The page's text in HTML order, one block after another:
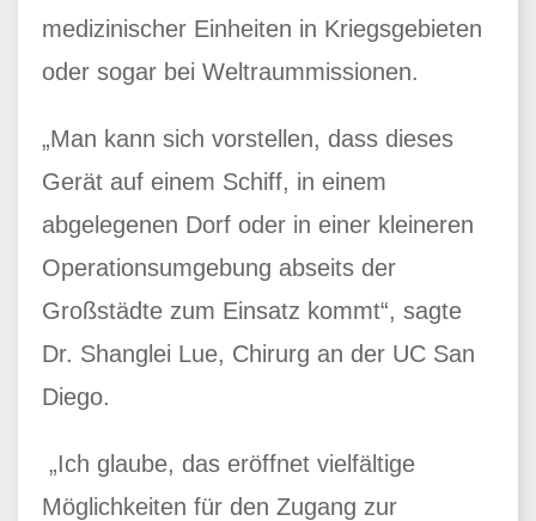
medizinischer Einheiten in Kriegsgebieten
oder sogar bei Weltraummissionen.
„Man kann sich vorstellen, dass dieses
Gerät auf einem Schiff, in einem
abgelegenen Dorf oder in einer kleineren
Operationsumgebung abseits der
Großstädte zum Einsatz kommt“, sagte
Dr. Shanglei Lue, Chirurg an der UC San
Diego.
„Ich glaube, das eröffnet vielfältige
Möglichkeiten für den Zugang zur